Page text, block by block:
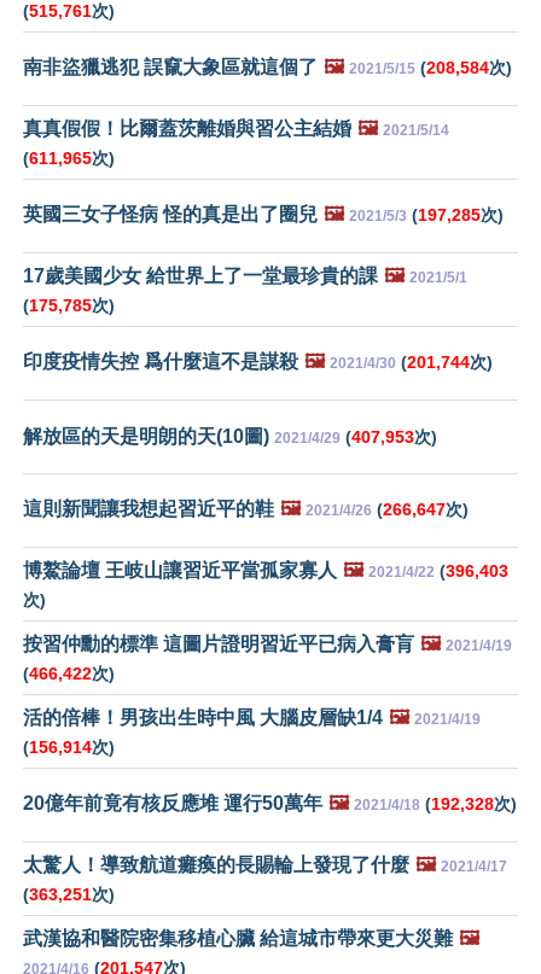
(515,761次)
南非盜獵逃犯 誤竄大象區就這個了 🖼️ 2021/5/15 (208,584次)
真真假假！比爾蓋茨離婚與習公主結婚 🖼️ 2021/5/14
(611,965次)
英國三女子怪病 怪的真是出了圈兒 🖼️ 2021/5/3 (197,285次)
17歲美國少女 給世界上了一堂最珍貴的課 🖼️ 2021/5/1
(175,785次)
印度疫情失控 爲什麼這不是謀殺 🖼️ 2021/4/30 (201,744次)
解放區的天是明朗的天(10圖) 2021/4/29 (407,953次)
這則新聞讓我想起習近平的鞋 🖼️ 2021/4/26 (266,647次)
博鰲論壇 王岐山讓習近平當孤家寡人 🖼️ 2021/4/22 (396,403
次)
按習仲勳的標準 這圖片證明習近平已病入膏肓 🖼️ 2021/4/19
(466,422次)
活的倍棒！男孩出生時中風 大腦皮層缺1/4 🖼️ 2021/4/19
(156,914次)
20億年前竟有核反應堆 運行50萬年 🖼️ 2021/4/18 (192,328次)
太驚人！導致航道癱瘓的長賜輪上發現了什麼 🖼️ 2021/4/17
(363,251次)
武漢協和醫院密集移植心臟 給這城市帶來更大災難 🖼️
2021/4/16 (201,547次)